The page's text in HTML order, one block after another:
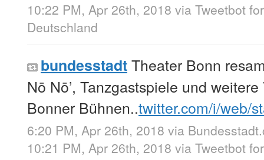
10:22 PM, Apr 26th, 2018 via Tweetbot
Deutschland
bundesstadtTheater Bonn
Nō Nō’, Tanzgastspiele und
Bonner Bühnen..twitter.com/i/web/
6:20 PM, Apr 26th, 2018 via
10:21 PM, Apr 26th, 2018 via Tweetbot